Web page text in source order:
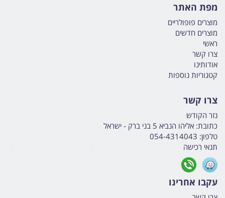
מפת האתר
מוצרים פופולריים
מוצרים חדשים
ראשי
צרו קשר
אודותינו
קטגוריות נוספות
צרו קשר
נזר הקודש
כתובת: אליהו הנביא 5 בני ברק - ישראל
טלפון: 054-4314043
תנאי רכישה
עקבו אחרינו